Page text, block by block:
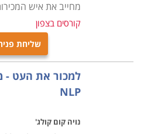
מחייב את איש
קורסים בצפון
שליחת
למכור את העט -
NLP
נויה קום קולג'